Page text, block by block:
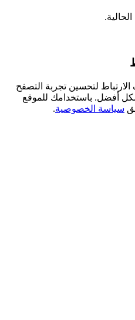
لتحسين تجربة التصفح
باستخدامك للموقع
الخصوصية.